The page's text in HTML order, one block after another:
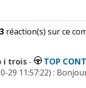
3 réaction(s) sur ce
i trois -
TOP
29 11:57:22) :